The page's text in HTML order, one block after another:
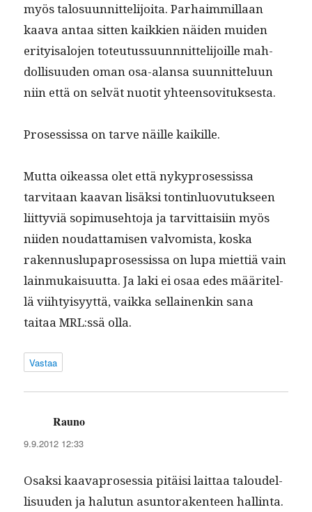
myös talo­su­un­nit­telijoi­ta. Parhaim­mil­laan
kaa­va antaa sit­ten kaikkien näi­den muiden
eri­ty­isa­lo­jen toteu­tus­su­unnnit­telijoille mah­
dol­lisu­u­den oman osa-alansa suun­nit­telu­un
niin että on selvät nuotit yhteensovituksesta.
Pros­es­sis­sa on tarve näille kaikille.
Mut­ta oike­as­sa olet että nykypros­es­sis­sa
tarvi­taan kaa­van lisäk­si ton­tin­lu­ovu­tuk­seen
liit­tyviä sopimuse­hto­ja ja tarvit­taisi­in myös
niiden nou­dat­tamisen valvom­ista, kos­ka
raken­nuslu­pa­pros­es­sis­sa on lupa miet­tiä vain
lain­mukaisu­ut­ta. Ja laki ei osaa edes määritel­
lä viihty­isyyt­tä, vaik­ka sel­l­ainenkin sana
taitaa MRL:ssä olla.
Vastaa
Rauno
9.9.2012 12:33
Osak­si kaavapros­es­sia pitäisi lait­taa taloudel­
lisu­u­den ja halu­tun asun­torak­en­teen hallinta.